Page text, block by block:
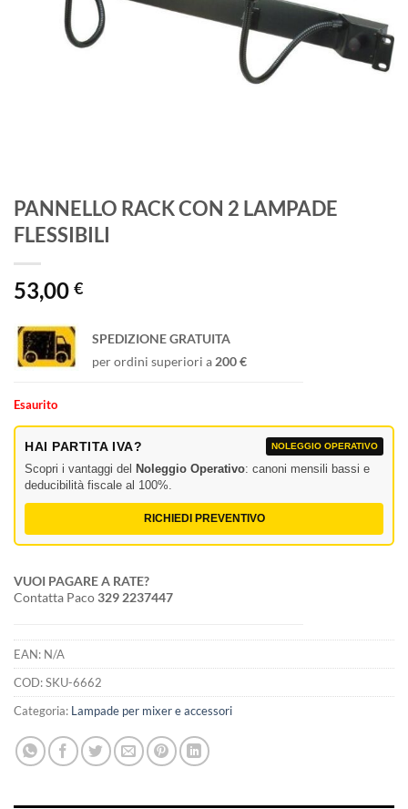
PANNELLO RACK CON 2 LAMPADE
FLESSIBILI
53,00 €
SPEDIZIONE GRATUITA
per ordini superiori a200 €
Esaurito
HAI PARTITA IVA? NOLEGGIO OPERATIVO
Scopri i vantaggi del Noleggio Operativo: canoni mensili bassi e
deducibilità fiscale al 100%.
RICHIEDI PREVENTIVO
VUOI PAGARE A RATE?
Contatta Paco329 2237447
EAN: N/A
COD:SKU-6662
Categoria: Lampade per mixer e accessori